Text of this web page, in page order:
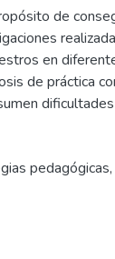
de
en
de práctica
pedagógicas,